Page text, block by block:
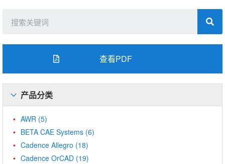
查看PDF
产品分类
AWR (5)
BETA CAE Systems (6)
Cadence Allegro (18)
Cadence OrCAD (19)